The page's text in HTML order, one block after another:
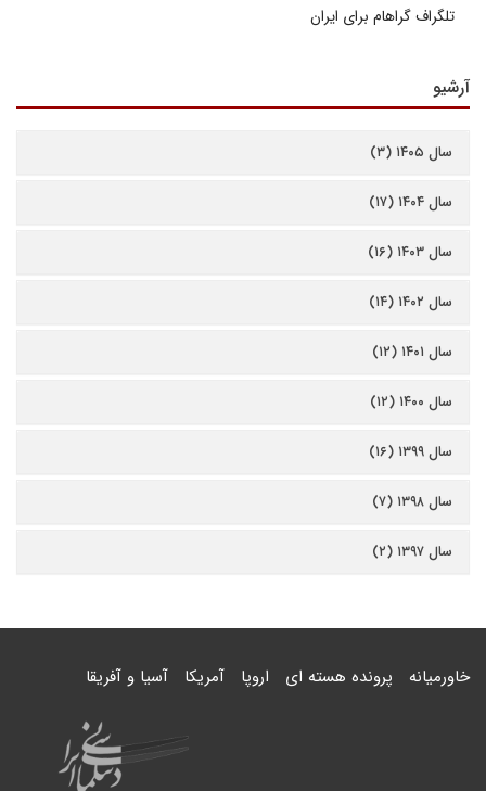
تلگراف گراهام برای ایران
آرشیو
سال ۱۴۰۵ (۳)
سال ۱۴۰۴ (۱۷)
سال ۱۴۰۳ (۱۶)
سال ۱۴۰۲ (۱۴)
سال ۱۴۰۱ (۱۲)
سال ۱۴۰۰ (۱۲)
سال ۱۳۹۹ (۱۶)
سال ۱۳۹۸ (۷)
سال ۱۳۹۷ (۲)
خاورمیانه پرونده هسته ای اروپا آمریکا آسیا و آفریقا